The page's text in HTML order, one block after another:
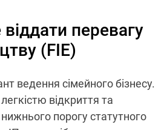
перевагу
(FIE)
ведення сімейного бізнесу.
відкриття та
порогу статутного